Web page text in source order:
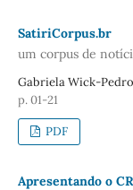
SatiriCorpus.br
um corpus de
Gabriela Wick-
p. 01-21
PDF
Apresentando o